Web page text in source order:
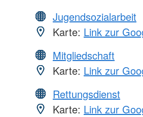
Jugendsozialarbeit
Karte: Link zur
Mitgliedschaft
Karte: Link zur
Rettungsdienst
Karte: Link zur